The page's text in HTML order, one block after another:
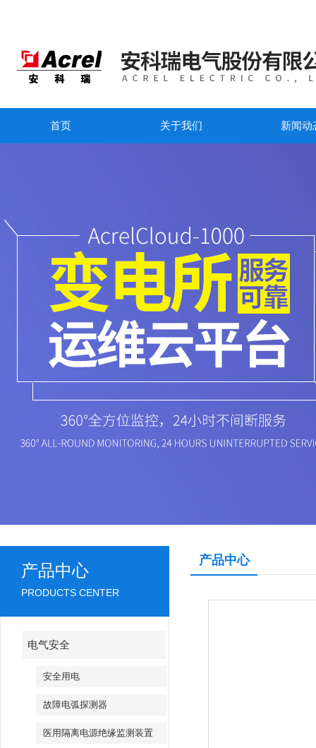
首页 关于我们 新闻动
产品中心
PRODUCTS CENTER
电气安全
安全用电
故障电弧探测器
医用隔离电源绝缘监测装置
产品中心